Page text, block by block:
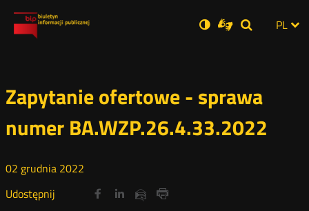
Ustawienia
Wersja
zwykła
Dla
niesłyszących
Otwórz Otwórz
Otwórz
Social PL
Zapytanie ofertowe - sprawa
numer BA.WZP.26.4.33.2022
02 grudnia 2022
Udostępnij
Udostępnij
Otwórz Udostępnij
na
OtwórzUdostępnij
na
OtwórzUdostępnij
przez